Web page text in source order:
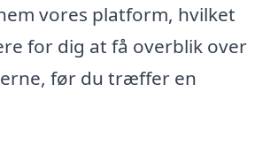
vores platform, hvilket
for dig at få overblik over
før du træffer en